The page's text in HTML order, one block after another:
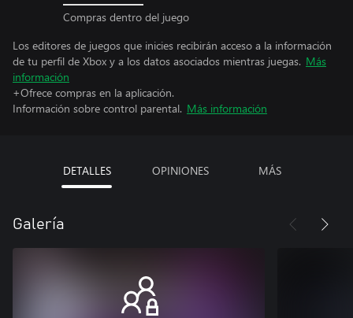
Compras dentro del juego
Los editores de juegos que inicies recibirán acceso a la información
de tu perfil de Xbox y a los datos asociados mientras juegas. Más
información
+Ofrece compras en la aplicación.
Información sobre control parental. Más información
DETALLES OPINIONES MÁS
Galería